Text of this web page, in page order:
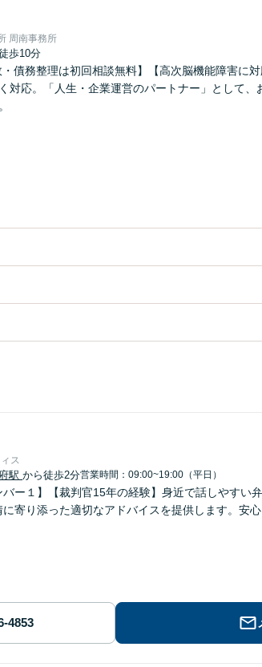
周南事務所
歩10分
・債務整理は初回相談無料】【高次脳機能障害に
対応。「人生・企業運営のパートナー」として、
ス
駅 から徒歩2分営業時間：09:00~19:00（平日）
バー１】【裁判官15年の経験】身近で話しやす
寄り添った適切なアドバイスを提供します。安